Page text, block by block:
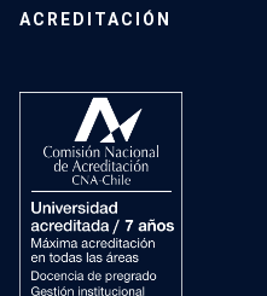
ACREDITACIÓN